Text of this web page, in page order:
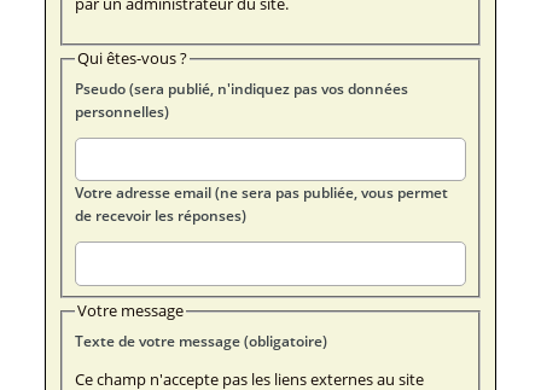
Qui êtes-vous ?
Pseudo (sera publié, n'indiquez pas vos données
personnelles)
Votre adresse email (ne sera pas publiée, vous permet
de recevoir les réponses)
Votre message
Texte de votre message (obligatoire)
Ce champ n'accepte pas les liens externes au site